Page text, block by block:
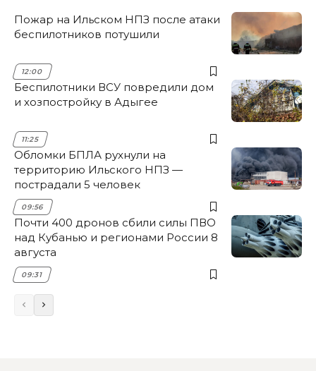
Пожар на Ильском НПЗ после атаки
беспилотников потушили
12:00
Беспилотники ВСУ повредили дом
и хозпостройку в Адыгее
11:25
Обломки БПЛА рухнули на
территорию Ильского НПЗ —
пострадали 5 человек
09:56
Почти 400 дронов сбили силы ПВО
над Кубанью и регионами России 8
августа
09:31